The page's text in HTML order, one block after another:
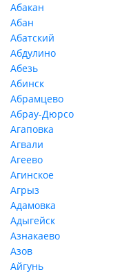
Абакан
Абан
Абатский
Абдулино
Абезь
Абинск
Абрамцево
Абрау-Дюрсо
Агаповка
Агвали
Агеево
Агинское
Агрыз
Адамовка
Адыгейск
Азнакаево
Азов
Айгунь